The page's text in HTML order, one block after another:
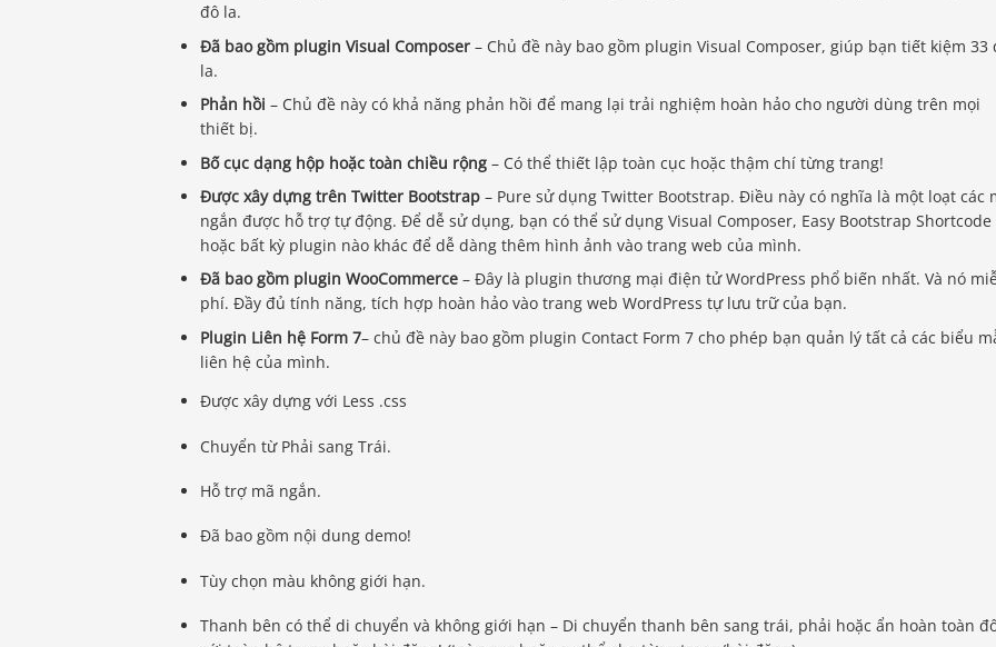
đô la.
Đã bao gồm plugin Visual Composer – Chủ đề này bao gồm plugin Visual Composer, giúp bạn tiết kiệm 33
la.
Phản hồi – Chủ đề này có khả năng phản hồi để mang lại trải nghiệm hoàn hảo cho người dùng trên mọi
thiết bị.
Bố cục dạng hộp hoặc toàn chiều rộng– Có thể thiết lập toàn cục hoặc thậm chí từng trang!
Được xây dựng trên Twitter Bootstrap – Pure sử dụng Twitter Bootstrap. Điều này có nghĩa là một loạt các
ngắn được hỗ trợ tự động. Để dễ sử dụng, bạn có thể sử dụng Visual Composer, Easy Bootstrap Shortcode
hoặc bất kỳ plugin nào khác để dễ dàng thêm hình ảnh vào trang web của mình.
Đã bao gồm plugin WooCommerce – Đây là plugin thương mại điện tử WordPress phổ biến nhất. Và nó
phí. Đầy đủ tính năng, tích hợp hoàn hảo vào trang web WordPress tự lưu trữ của bạn.
Plugin Liên hệ Form 7– chủ đề này bao gồm plugin Contact Form 7 cho phép bạn quản lý tất cả các biểu
liên hệ của mình.
Được xây dựng với Less .css
Chuyển từ Phải sang Trái.
Hỗ trợ mã ngắn.
Đã bao gồm nội dung demo!
Tùy chọn màu không giới hạn.
Thanh bên có thể di chuyển và không giới hạn – Di chuyển thanh bên sang trái, phải hoặc ẩn hoàn toàn